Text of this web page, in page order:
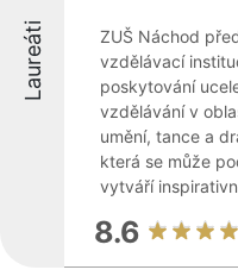
Laureáti
ZUŠ Náchod
vzdělávací
poskytování
vzdělávání v
umění, tance a
která se může
vytváří
8.6